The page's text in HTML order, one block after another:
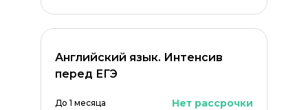
Английский язык. Интенсив
перед ЕГЭ
До 1 месяца Нет рассрочки